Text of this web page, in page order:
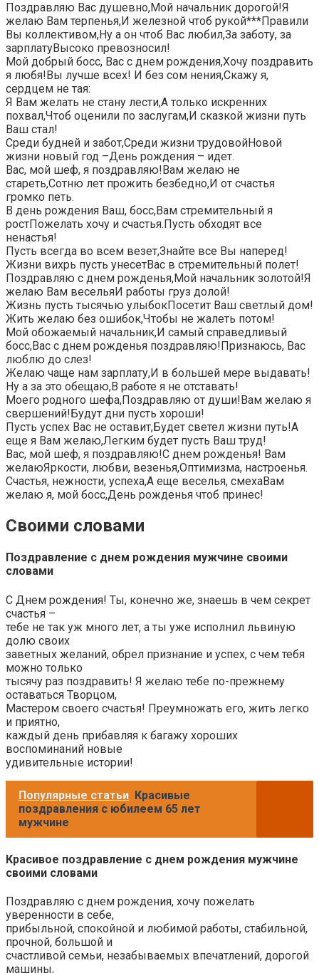
Поздравляю Вас душевно,Мой начальник дорогой!Я
желаю Вам терпенья,И железной чтоб рукой***Правили
Вы коллективом,Ну а он чтоб Вас любил,За заботу, за
зарплатуВысоко превозносил!
Мой добрый босс, Вас с днем рождения,Хочу поздравить
я любя!Вы лучше всех! И без сом нения,Скажу я,
сердцем не тая:
Я Вам желать не стану лести,А только искренних
похвал,Чтоб оценили по заслугам,И сказкой жизни путь
Ваш стал!
Среди будней и забот,Среди жизни трудовойНовой
жизни новый год –День рождения – идет.
Вас, мой шеф, я поздравляю!Вам желаю не
стареть,Сотню лет прожить безбедно,И от счастья
громко петь.
В день рождения Ваш, босс,Вам стремительный я
ростПожелать хочу и счастья.Пусть обходят все
ненастья!
Пусть всегда во всем везет,Знайте все Вы наперед!
Жизни вихрь пусть унесетВас в стремительный полет!
Поздравляю с днем рожденья,Мой начальник золотой!Я
желаю Вам весельяИ работы груз долой!
Жизнь пусть тысячью улыбокПосетит Ваш светлый дом!
Жить желаю без ошибок,Чтобы не жалеть потом!
Мой обожаемый начальник,И самый справедливый
босс,Вас с днем рожденья поздравляю!Признаюсь, Вас
люблю до слез!
Желаю чаще нам зарплату,И в большей мере выдавать!
Ну а за это обещаю,В работе я не отставать!
Моего родного шефа,Поздравляю от души!Вам желаю я
свершений!Будут дни пусть хороши!
Пусть успех Вас не оставит,Будет светел жизни путь!А
еще я Вам желаю,Легким будет пусть Ваш труд!
Вас, мой шеф, я поздравляю!С днем рожденья! Вам
желаюЯркости, любви, везенья,Оптимизма, настроенья.
Счастья, нежности, успеха,А еще веселья, смехаВам
желаю я, мой босс,День рожденья чтоб принес!
Своими словами
Поздравление с днем рождения мужчине своими
словами
С Днем рождения! Ты, конечно же, знаешь в чем секрет
счастья –
тебе не так уж много лет, а ты уже исполнил львиную
долю своих
заветных желаний, обрел признание и успех, с чем тебя
можно только
тысячу раз поздравить! Я желаю тебе по-прежнему
оставаться Творцом,
Мастером своего счастья! Преумножать его, жить легко
и приятно,
каждый день прибавляя к багажу хороших
воспоминаний новые
удивительные истории!
Популярные статьи Красивые
поздравления с юбилеем 65 лет
мужчине
Красивое поздравление с днем рождения мужчине
своими словами
Поздравляю с днем рождения, хочу пожелать
уверенности в себе,
прибыльной, спокойной и любимой работы, стабильной,
прочной, большой и
счастливой семьи, незабываемых впечатлений, дорогой
машины,